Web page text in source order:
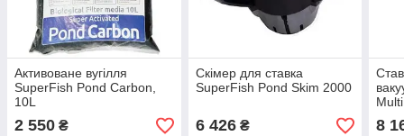
Активоване вугілля
SuperFish Pond Carbon,
10L
2 550 ₴
Скімер для ставка
SuperFish Pond Skim 2000
6 426₴ 8